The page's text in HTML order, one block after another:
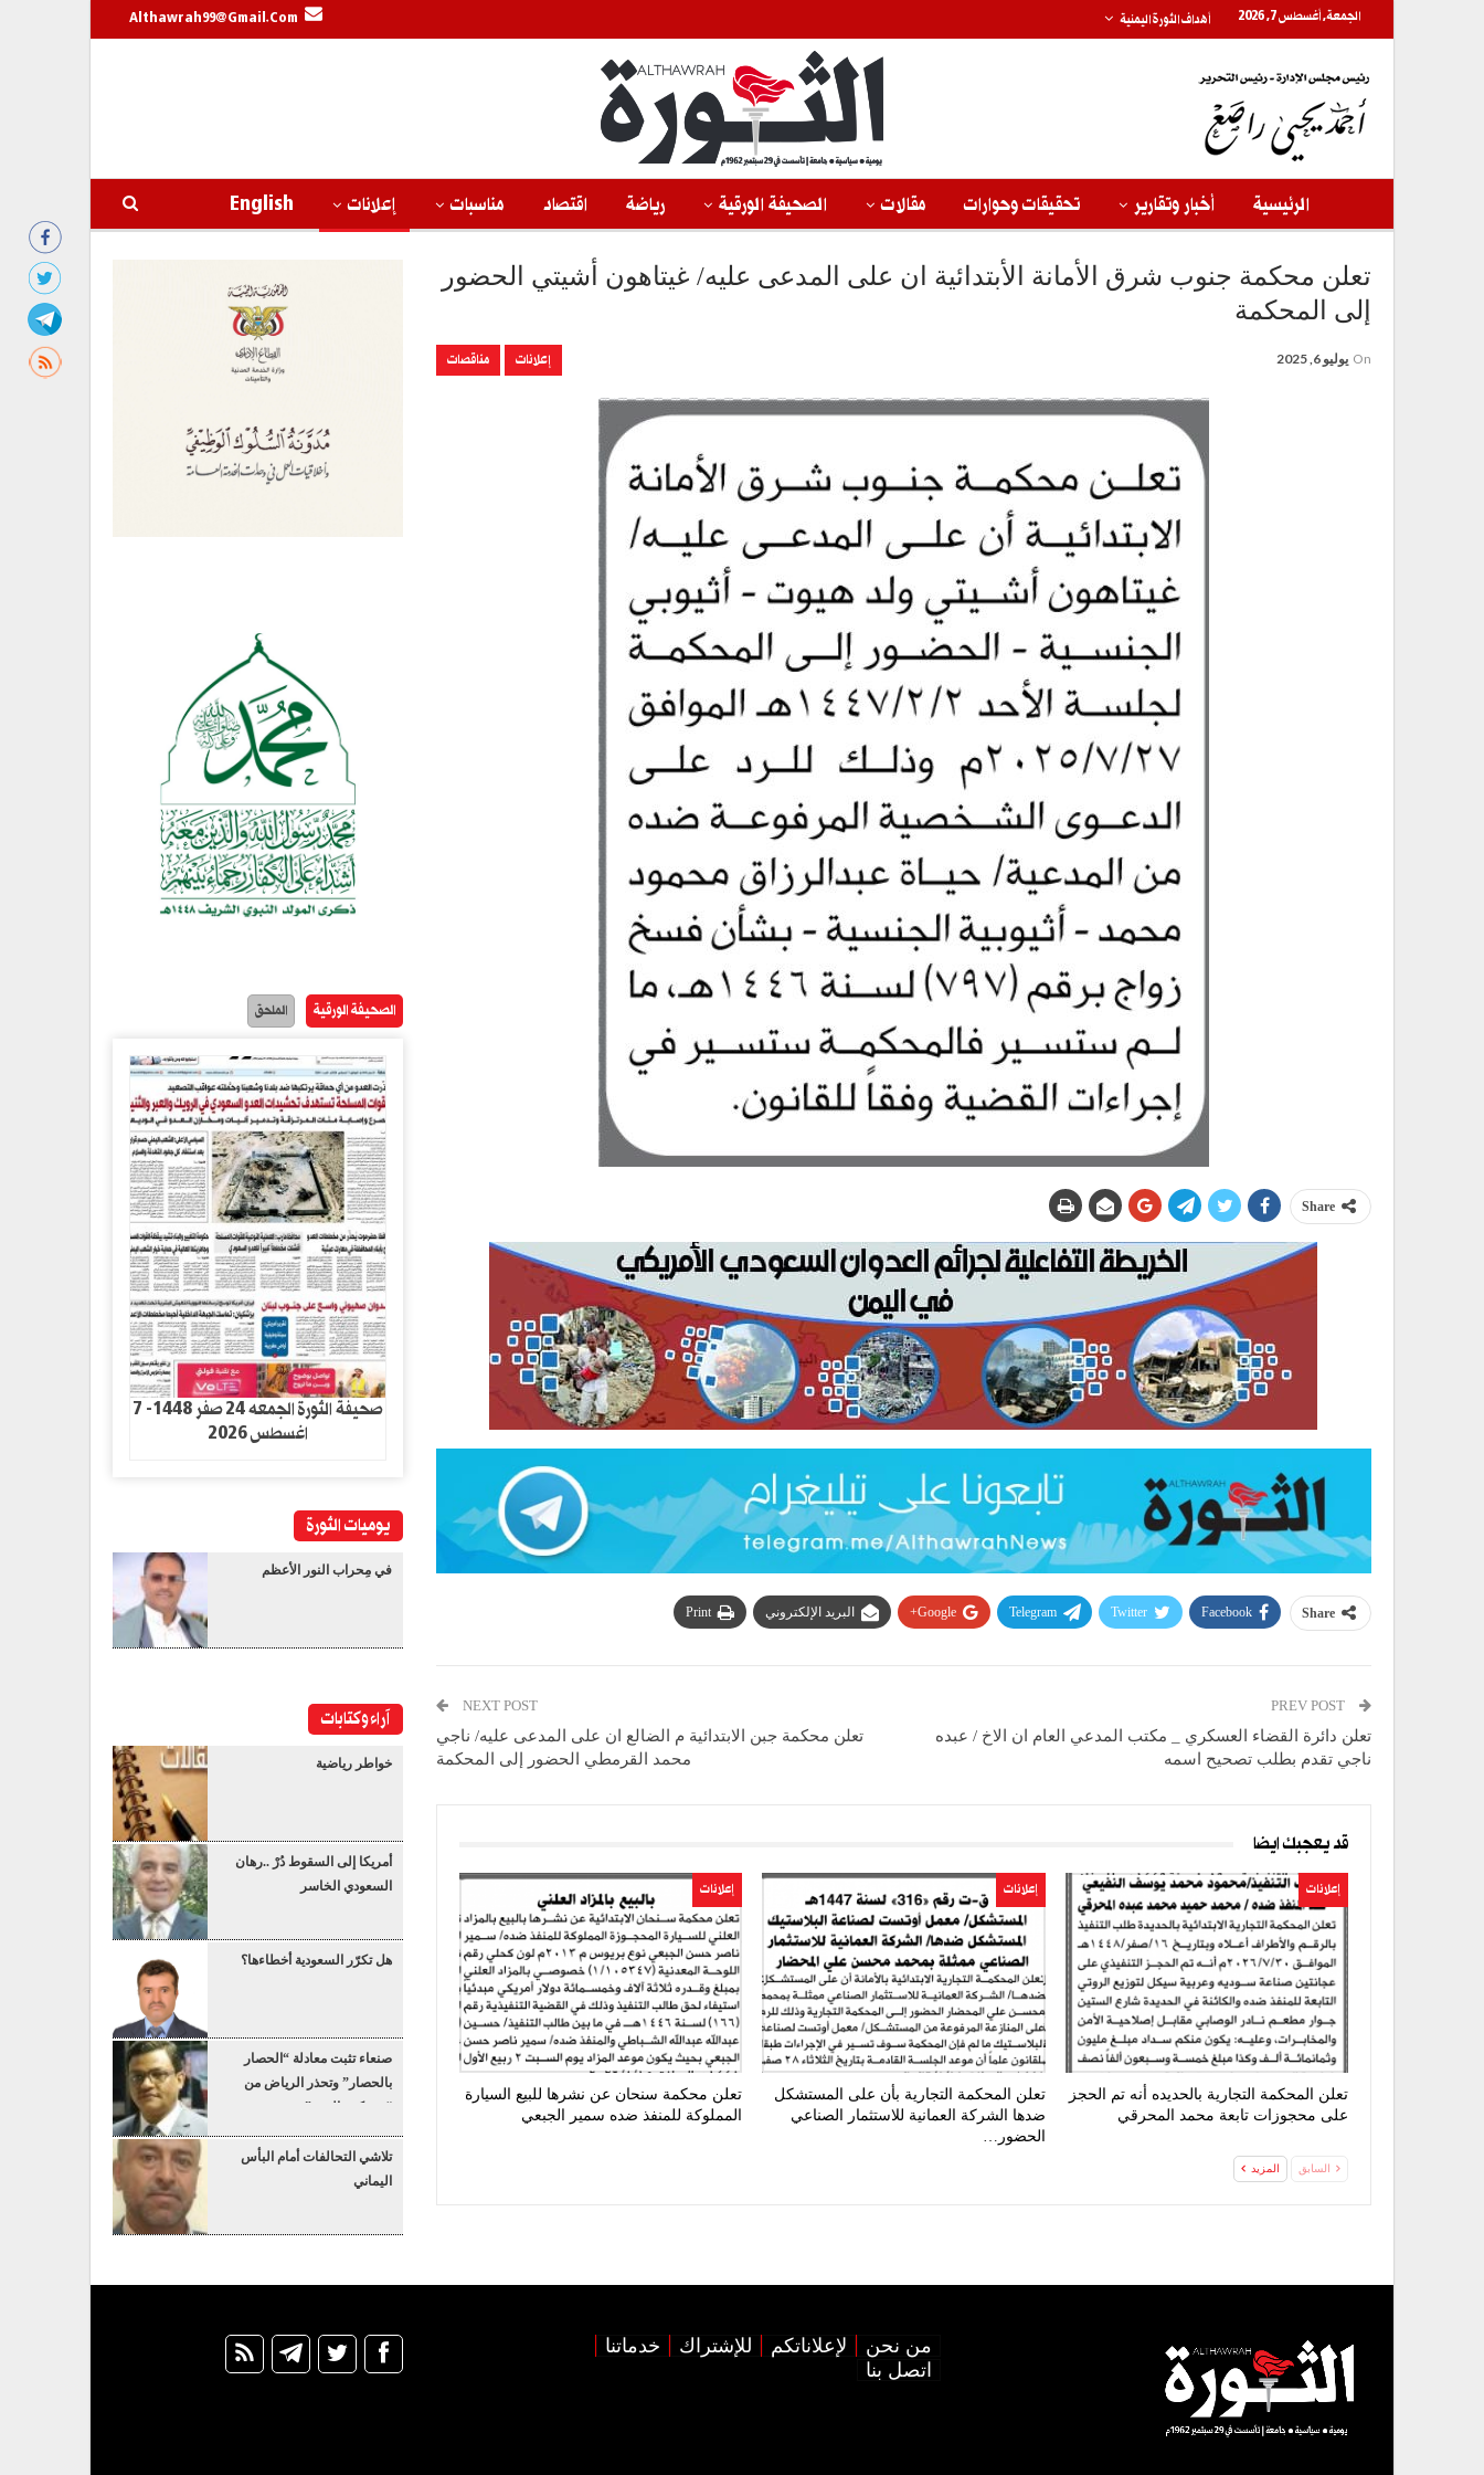
الجمعة, أغسطس 7, 2026 أهداف الثورة اليمنية Althawrah99@gmail.com
الرئيسية أخبار وتقارير تحقيقات وحوارات مقالات الصحيفة الورقية رياضة اقتصاد مناسبات إعلانات English
تعلن محكمة جنوب شرق الأمانة الأبتدائية ان على المدعى عليه/ غيتاهون أشيتي الحضور
إلى المحكمة
إعلانات مناقصات On يوليو 6, 2025
Share
Share
Facebook
Twitter
Telegram
Google+ البريد الإلكتروني Print
تعلن دائرة القضاء العسكري _ مكتب المدعي العام ان الاخ / عبده
ناجي تقدم بطلب تصحيح اسمه
NEXT POST
تعلن محكمة جبن الابتدائية م الضالع ان على المدعى عليه/ ناجي
محمد القرمطي الحضور إلى المحكمة
قد يعجبك ايضا
إعلانات
تعلن المحكمة التجارية بالحديده أنه تم الحجز
على محجوزات تابعة محمد المحرقي
إعلانات
تعلن المحكمة التجارية بأن على المستشكل
ضدها الشركة العمانية للاستثمار الصناعي
الحضور…
إعلانات
تعلن محكمة سنحان عن نشرها للبيع السيارة
المملوكة للمنفذ ضده سمير الجبعي
السابق المزيد
الصحيفة الورقية الملحق
صحيفة الثورة الجمعه 24 صفر 1448- 7
اغسطس 2026
يوميات الثورة
في مِحراب النور الأعظم
آراء وكتابات
خواطر رياضية
أمريكا إلى السقوط دُرْ ..رهان
السعودي الخاسر
هل تكرّر السعودية أخطاءها؟
صنعاء تثبت معادلة “الحصار
بالحصار” وتحذر الرياض من
“عسكرة البحر”
تلاشي التحالفات أمام البأس
اليماني
من نحن لإعلاناتكم للإشتراك
خدماتنا
اتصل بنا